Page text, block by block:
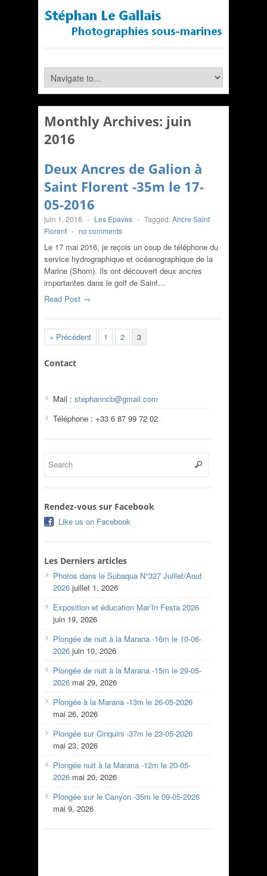
Monthly Archives: juin
2016
Deux Ancres de Galion à
Saint Florent -35m le 17-
05-2016
juin 1, 2016 - Les Epaves - Tagged:Ancre Saint
Florent - no comments
Le 17 mai 2016, je reçois un coup de téléphone du
service hydrographique et océanographique de la
Marine (Shom). Ils ont découvert deux ancres
importantes dans le golf de Saint…
Read Post →
« Précédent 1 2 3
Contact
Mail : stephanncb@gmail.com
Téléphone : +33 6 87 99 72 02
Rendez-vous sur Facebook
Like us on Facebook
Les Derniers articles
Photos dans le Subaqua N°327 Juillet/Aout
2026 juillet 1, 2026
Exposition et éducation Mar’In Festa 2026
juin 19, 2026
Plongée de nuit à la Marana -16m le 10-06-
2026 juin 10, 2026
Plongée de nuit à la Marana -15m le 29-05-
2026 mai 29, 2026
Plongée à la Marana -13m le 26-05-2026
mai 26, 2026
Plongée sur Cinquini -37m le 23-05-2026
mai 23, 2026
Plongée nuit à la Marana -12m le 20-05-
2026 mai 20, 2026
Plongée sur le Canyon -35m le 09-05-2026
mai 9, 2026